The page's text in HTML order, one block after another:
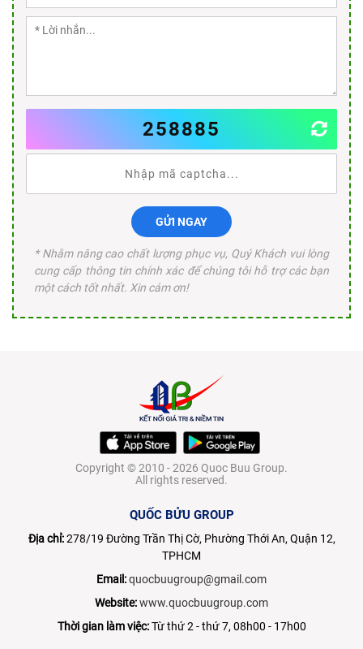
258885
GỬI NGAY
* Nhằm nâng cao chất lượng phục vụ, Quý Khách vui lòng
cung cấp thông tin chính xác để chúng tôi hỗ trợ các bạn
một cách tốt nhất. Xin cám ơn!
Copyright © 2010 - 2026 Quoc Buu Group.
All rights reserved.
QUỐC BỬU GROUP
Địa chỉ:278/19 Đường Trần Thị Cờ, Phường Thới An, Quận 12,
TPHCM
Email:quocbuugroup@gmail.com
Website:www.quocbuugroup.com
Thời gian làm việc:Từ thứ 2 - thứ 7, 08h00 - 17h00